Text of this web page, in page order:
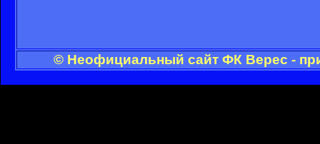
© Неофициальный сайт ФК Верес -